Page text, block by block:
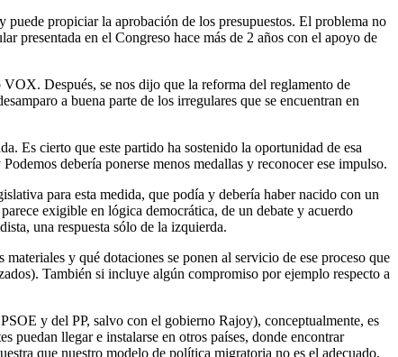
propiciar la aprobación de los presupuestos. El problema no
presentada en el Congreso hace más de 2 años con el apoyo de
Después, se nos dijo que la reforma del reglamento de
a buena parte de los irregulares que se encuentran en
Es cierto que este partido ha sostenido la oportunidad de esa
debería ponerse menos medallas y reconocer ese impulso.
para esta medida, que podía y debería haber nacido con un
exigible en lógica democrática, de un debate y acuerdo
una respuesta sólo de la izquierda.
y qué dotaciones se ponen al servicio de ese proceso que
También si incluye algún compromiso por ejemplo respecto a
y del PP, salvo con el gobierno Rajoy), conceptualmente, es
puedan llegar e instalarse en otros países, donde encontrar
que nuestro modelo de política migratoria no es el adecuado.